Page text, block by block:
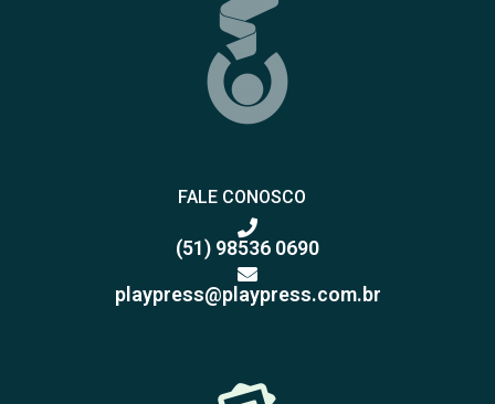
FALE CONOSCO
(51) 98536 0690
playpress@playpress.com.br